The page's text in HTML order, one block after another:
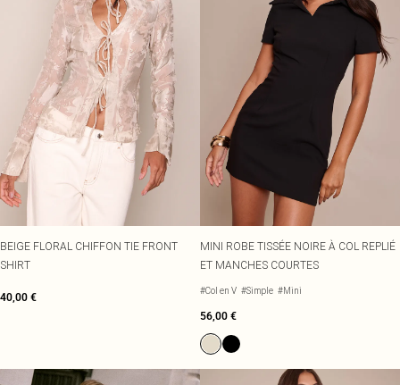
BEIGE FLORAL CHIFFON TIE FRONT
SHIRT
40,00 €
MINI ROBE TISSÉE NOIRE À COL REPLIÉ
ET MANCHES COURTES
#Col en V #Simple #Mini
56,00 €